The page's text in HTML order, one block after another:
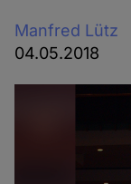
Manfred Lütz
04.05.2018